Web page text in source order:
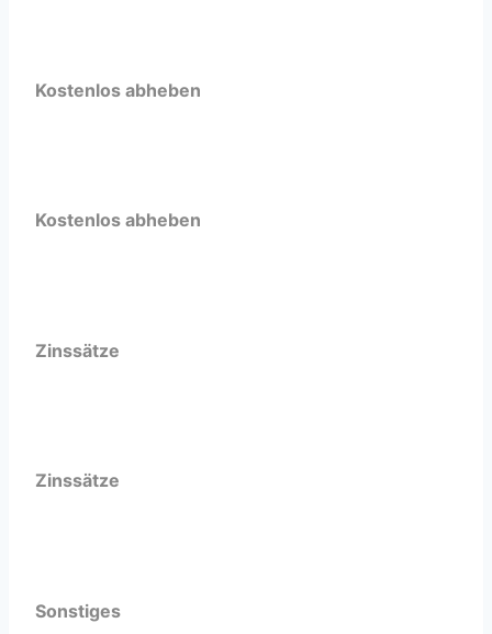
Kostenlos abheben
Kostenlos abheben
Zinssätze
Zinssätze
Sonstiges